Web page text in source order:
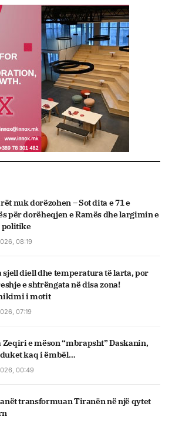
nuk dorëzohen – Sot dita e 71 e
për dorëheqjen e Ramës dhe largimin e
politike
08:19
sjell diell dhe temperatura të larta, por
e shtrëngata në disa zona!
i motit
07:19
Zeqiri e mëson “mbrapsht” Daskanin,
kaq i ëmbël…
00:49
transformuan Tiranën në një qytet